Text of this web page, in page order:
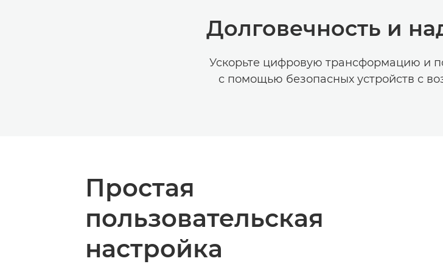
Долговечность и
Ускорьте цифровую трансформацию и
с помощью безопасных устройств с
Простая
пользовательская
настройка